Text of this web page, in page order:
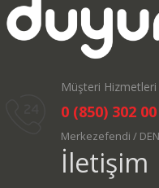
Müşteri Hizmetleri
0 (850) 302
Merkezefendi /
İletişim